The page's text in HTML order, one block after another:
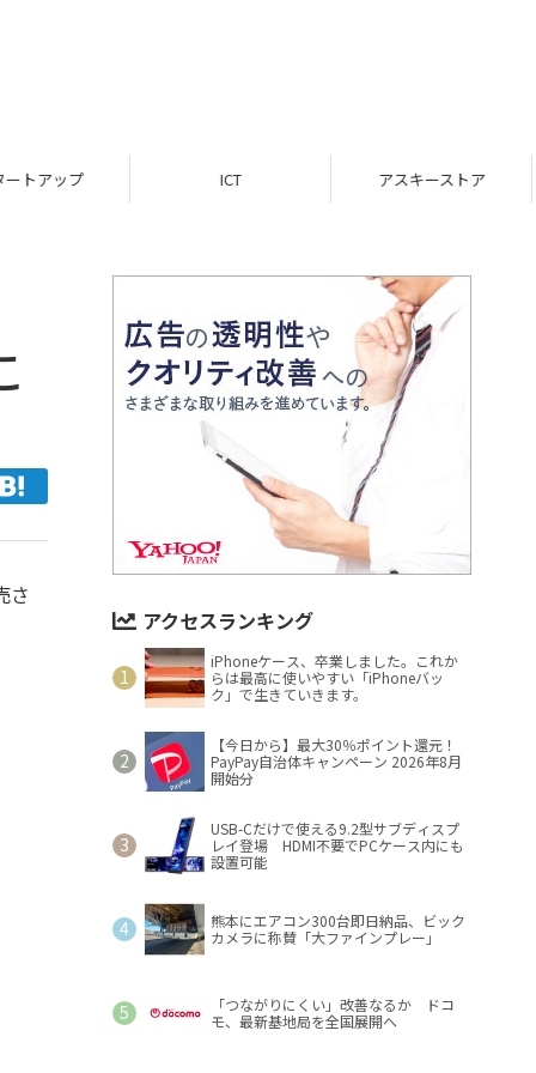
ICT アスキーストア インフォメーション
さ
アクセスランキング
iPhoneケース、卒業しました。これか
らは最高に使いやすい「iPhoneバッ
ク」で生きていきます。
【今日から】最大30％ポイント還元！
PayPay自治体キャンペーン 2026年8月
開始分
USB-Cだけで使える9.2型サブディスプ
レイ登場 HDMI不要でPCケース内にも
設置可能
熊本にエアコン300台即日納品、ビック
カメラに称賛「大ファインプレー」
「つながりにくい」改善なるか ドコ
モ、最新基地局を全国展開へ